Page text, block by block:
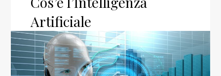
Artificiale